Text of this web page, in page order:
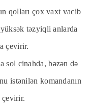
qolları çox vaxt vacib
təzyiqli anlarda
çevirir.
sol cinahda, bəzən də
istənilən komandanın
çevirir.